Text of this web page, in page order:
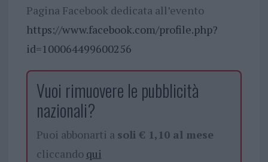
Pagina Facebook dedicata all’evento
https://www.facebook.com/profile.php?
id=100064499600256
Vuoi rimuovere le pubblicità
nazionali?
Puoi abbonarti a soli € 1,10 al mese
cliccando qui